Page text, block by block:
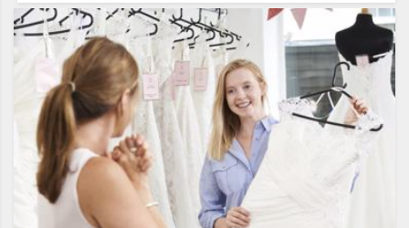
عروسی و تبدیل آن به خودتان وجود دارد.